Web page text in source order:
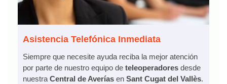
Asistencia Telefónica Inmediata
Siempre que necesite ayuda reciba la mejor atención
por parte de nuestro equipo de teleoperadores desde
nuestra Central de Averías en Sant Cugat del Vallès.